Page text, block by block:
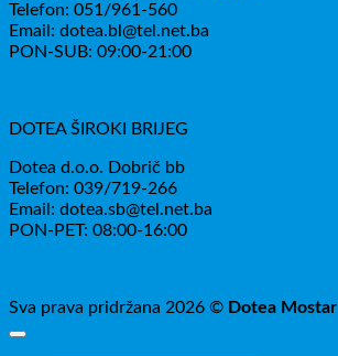
Telefon: 051/961-560
Email: dotea.bl@tel.net.ba
PON-SUB: 09:00-21:00
DOTEA ŠIROKI BRIJEG
Dotea d.o.o. Dobrič bb
Telefon: 039/719-266
Email: dotea.sb@tel.net.ba
PON-PET: 08:00-16:00
Sva prava pridržana 2026 © Dotea Mostar